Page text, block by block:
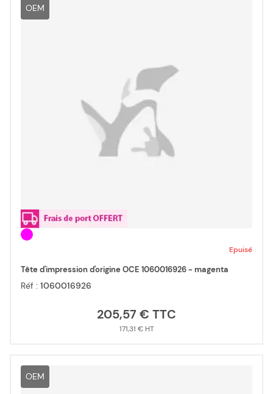
OEM
Epuisé
Tête d'impression d'origine OCE 1060016926 - magenta
Réf : 1060016926
205,57 €
171,31 €
OEM